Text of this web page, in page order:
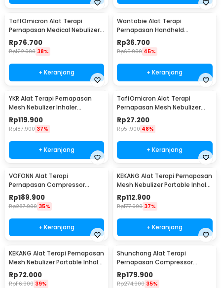
TaffOmicron Alat Terapi
Pernapasan Medical Nebulizer
Inhaler Atomizer - JSL-W309
Rp76.700
Rp122.900 38%
+ Keranjang
Wantobie Alat Terapi
Pernapasan Handheld
Nebulizer Inhaler Atomizer -
ZH-N3
Rp36.700
Rp65.900 45%
+ Keranjang
YKR Alat Terapi Pernapasan
Mesh Nebulizer Inhaler
Atomizer - YK-N5BA
Rp119.900
Rp187.900 37%
+ Keranjang
TaffOmicron Alat Terapi
Pernapasan Mesh Nebulizer
Inhaler Atomizer Baterai
Rechargeable - JSL-W302
Rp27.200
Rp51.900 48%
+ Keranjang
VOFONN Alat Terapi
Pernapasan Compressor
Nebulizer Inhaler Atomizer -
AXD-308
Rp189.900
Rp287.900 35%
+ Keranjang
KEKANG Alat Terapi Pernapasan
Mesh Nebulizer Portable Inhaler
Atomizer Rechargeable - KE-
N11
Rp112.900
Rp177.900 37%
+ Keranjang
KEKANG Alat Terapi Pernapasan
Mesh Nebulizer Portable Inhaler
Atomizer Plug In - KE-N11
Rp72.000
Rp116.900 39%
Shunchang Alat Terapi
Pernapasan Compressor
Nebulizer Inhaler Atomizer -
CDC500S
Rp179.900
Rp274.900 35%